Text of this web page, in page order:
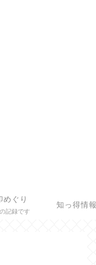
ぐり
記録です
知っ得情報